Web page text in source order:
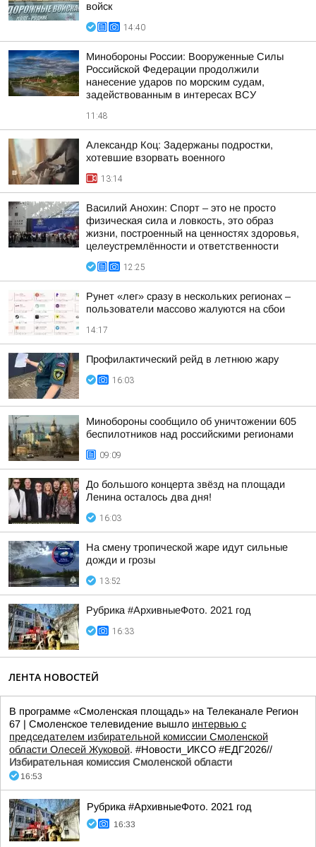
войск
14:40
Минобороны России: Вооруженные Силы
Российской Федерации продолжили
нанесение ударов по морским судам,
задействованным в интересах ВСУ
11:48
Александр Коц: Задержаны подростки,
хотевшие взорвать военного
13:14
Василий Анохин: Спорт – это не просто
физическая сила и ловкость, это образ
жизни, построенный на ценностях здоровья,
целеустремлённости и ответственности
12:25
Рунет «лег» сразу в нескольких регионах –
пользователи массово жалуются на сбои
14:17
Профилактический рейд в летнюю жару
16:03
Минобороны сообщило об уничтожении 605
беспилотников над российскими регионами
09:09
До большого концерта звёзд на площади
Ленина осталось два дня!
16:03
На смену тропической жаре идут сильные
дожди и грозы
13:52
Рубрика #АрхивныеФото. 2021 год
16:33
ЛЕНТА НОВОСТЕЙ
В программе «Смоленская площадь» на Телеканале Регион
67 | Смоленское телевидение вышло интервью с
председателем избирательной комиссии Смоленской
области Олесей Жуковой. #Новости_ИКСО #ЕДГ2026//
Избирательная комиссия Смоленской области
16:53
Рубрика #АрхивныеФото. 2021 год
16:33